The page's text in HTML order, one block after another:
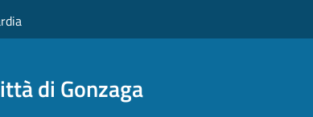
di Gonzaga